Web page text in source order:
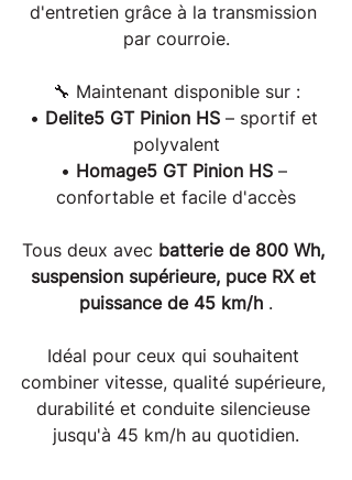
d'entretien grâce à la transmission
par courroie.
🔧 Maintenant disponible sur :
• Delite5 GT Pinion HS – sportif et
polyvalent
• Homage5 GT Pinion HS –
confortable et facile d'accès
Tous deux avec batterie de 800 Wh,
suspension supérieure, puce RX et
puissance de 45 km/h .
Idéal pour ceux qui souhaitent
combiner vitesse, qualité supérieure,
durabilité et conduite silencieuse
jusqu'à 45 km/h au quotidien.